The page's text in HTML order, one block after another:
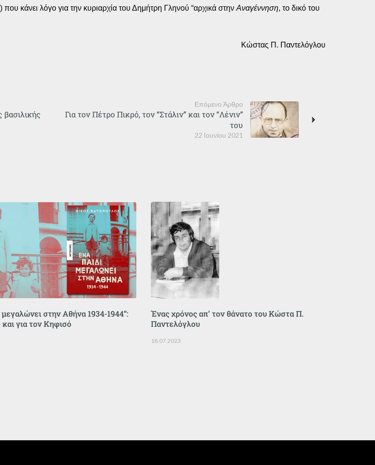
κάνει λόγο για την κυριαρχία του Δημήτρη Γληνού “αρχικά στην Αναγέννηση, το δικό του
Κώστας Π. Παντελόγλου
Επόμενο Άρθρο
22 Ιουνίου 2021
Για τον Πέτρο Πικρό, τον “Στάλιν” και τον “Λένιν”
του
μεγαλώνει στην Αθήνα 1934-1944”:
και για τον Κηφισό
Ένας χρόνος απ’ τον θάνατο του Κώστα Π.
Παντελόγλου
18.07.2023